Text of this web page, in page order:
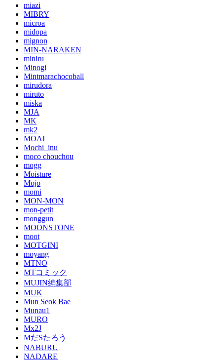
miazi
MIBRY
microa
midopa
mignon
MIN-NARAKEN
miniru
Minogi
Mintmarachocoball
mirudora
miruto
miska
MJA
MK
mk2
MOAI
Mochi_inu
moco chouchou
mogg
Moisture
Mojo
momi
MON-MON
mon-petit
monggun
MOONSTONE
moot
MOTGINI
moyang
MTNO
MTコミック
MUJIN編集部
MUK
Mun Seok Bae
Munau1
MURO
Mx2J
MだSたろう
NABURU
NADARE